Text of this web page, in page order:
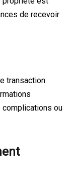
de recevoir
transaction
complications ou